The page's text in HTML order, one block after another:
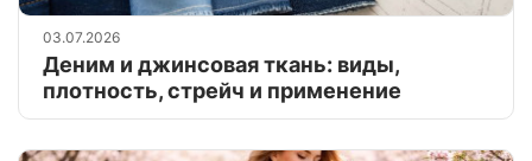
03.07.2026
Деним и джинсовая ткань: виды,
плотность, стрейч и применение